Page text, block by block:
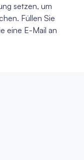
setzen, um
Füllen Sie
eine E-Mail an